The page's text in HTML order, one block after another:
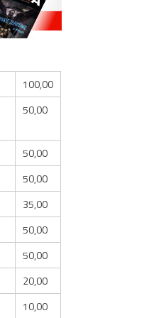
100,00
50,00
50,00
50,00
35,00
50,00
50,00
20,00
10,00